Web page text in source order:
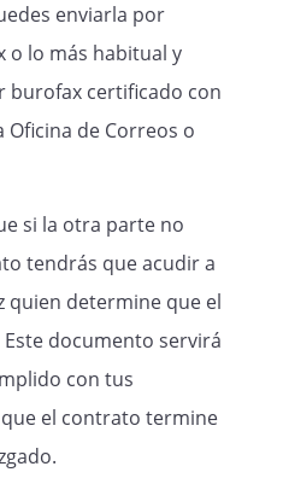
enviarla por
o lo más habitual y
burofax certificado con
de Correos o
si la otra parte no
tendrás que acudir a
quien determine que el
documento servirá
con tus
el contrato termine